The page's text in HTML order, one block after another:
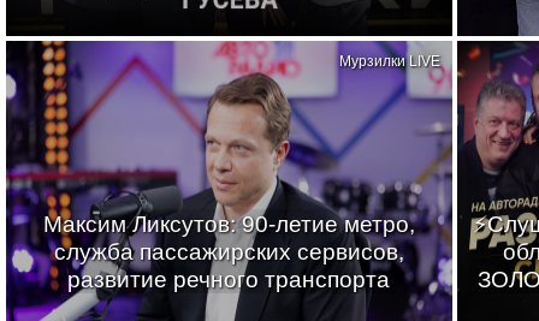
Максим Ликсутов: 90-летие метро,
служба пассажирских сервисов,
развитие речного транспорта
Мурзилки LIVE